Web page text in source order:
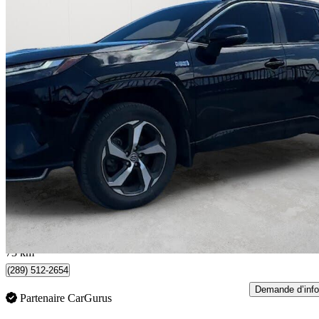
2024 Toyota RAV4 Prime
XSE AWD
43 700 $ Bonne
766 $/mois env.
73 km
(289) 512-2654
Partenaire CarGurus
Demande d’info